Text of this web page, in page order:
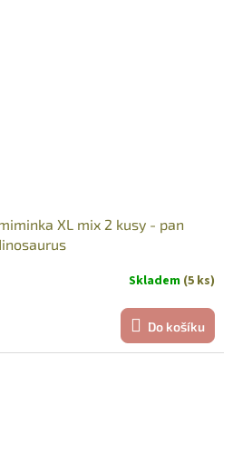
XL mix 2 kusy - pan
Skladem (5 ks)
Do košíku